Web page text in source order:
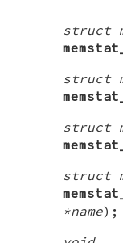
struct
struct
struct
struct
*name);